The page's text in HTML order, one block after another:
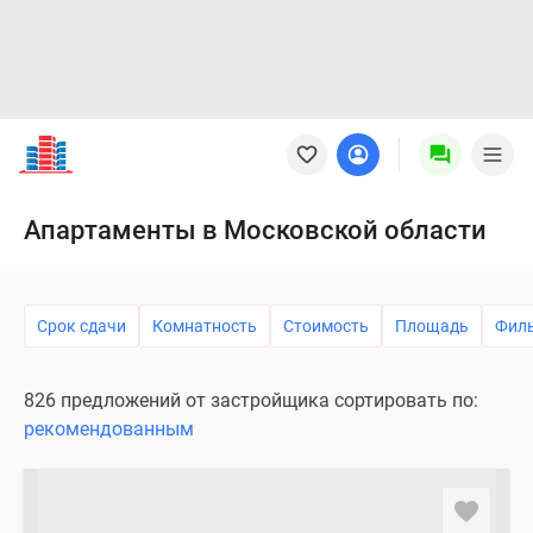
Новостройки
Квартиры
Новостройки
Москвы
Подмосковья
Новостройки
Москвы
Готовые
новостройки
Апартаменты в Московской области
Срок сдачи Комнатность Стоимость Площадь
826 предложений от застройщика сортировать по:
рекомендованным